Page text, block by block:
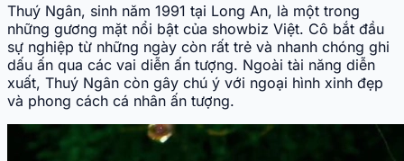
Thuý Ngân, sinh năm 1991 tại Long An, là một trong
những gương mặt nổi bật của showbiz Việt. Cô bắt đầu
sự nghiệp từ những ngày còn rất trẻ và nhanh chóng ghi
dấu ấn qua các vai diễn ấn tượng. Ngoài tài năng diễn
xuất, Thuý Ngân còn gây chú ý với ngoại hình xinh đẹp
và phong cách cá nhân ấn tượng.